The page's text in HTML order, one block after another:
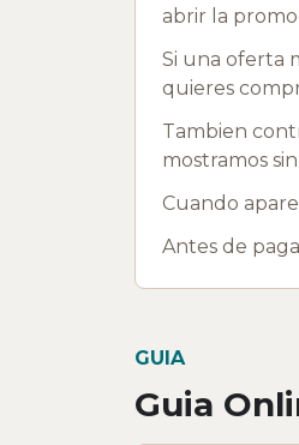
abrir la
Si una oferta
quieres
Tambien
mostramos
Cuando
Antes de
GUIA
Guia